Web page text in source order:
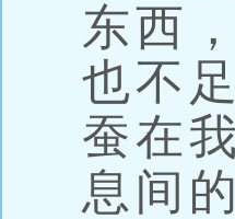
东西
也不
蚕在
息间